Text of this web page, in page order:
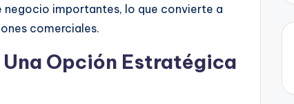
negocio importantes, lo que convierte a
comerciales.
Opción Estratégica